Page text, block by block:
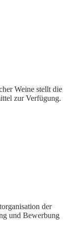
Weine stellt die
zur Verfügung.
der
und Bewerbung